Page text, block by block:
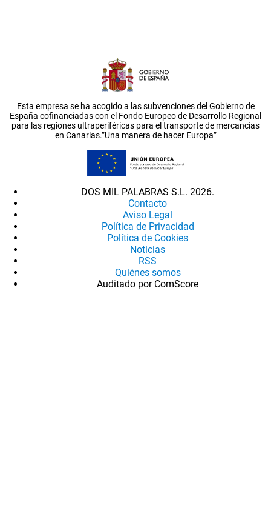
Esta empresa se ha acogido a las subvenciones del Gobierno de
España cofinanciadas con el Fondo Europeo de Desarrollo Regional
para las regiones ultraperiféricas para el transporte de mercancías
en Canarias.”Una manera de hacer Europa”
DOS MIL PALABRAS S.L. 2026.
Contacto
Aviso Legal
Política de Privacidad
Política de Cookies
Noticias
RSS
Quiénes somos
Auditado por ComScore